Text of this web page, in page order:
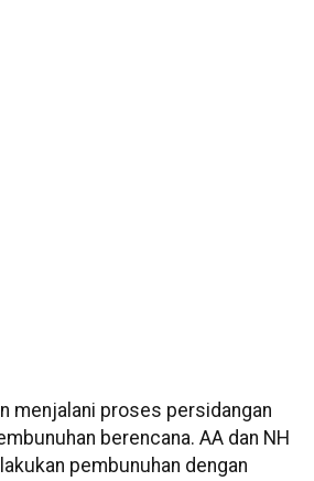
menjalani proses persidangan
berencana. AA dan NH
pembunuhan dengan